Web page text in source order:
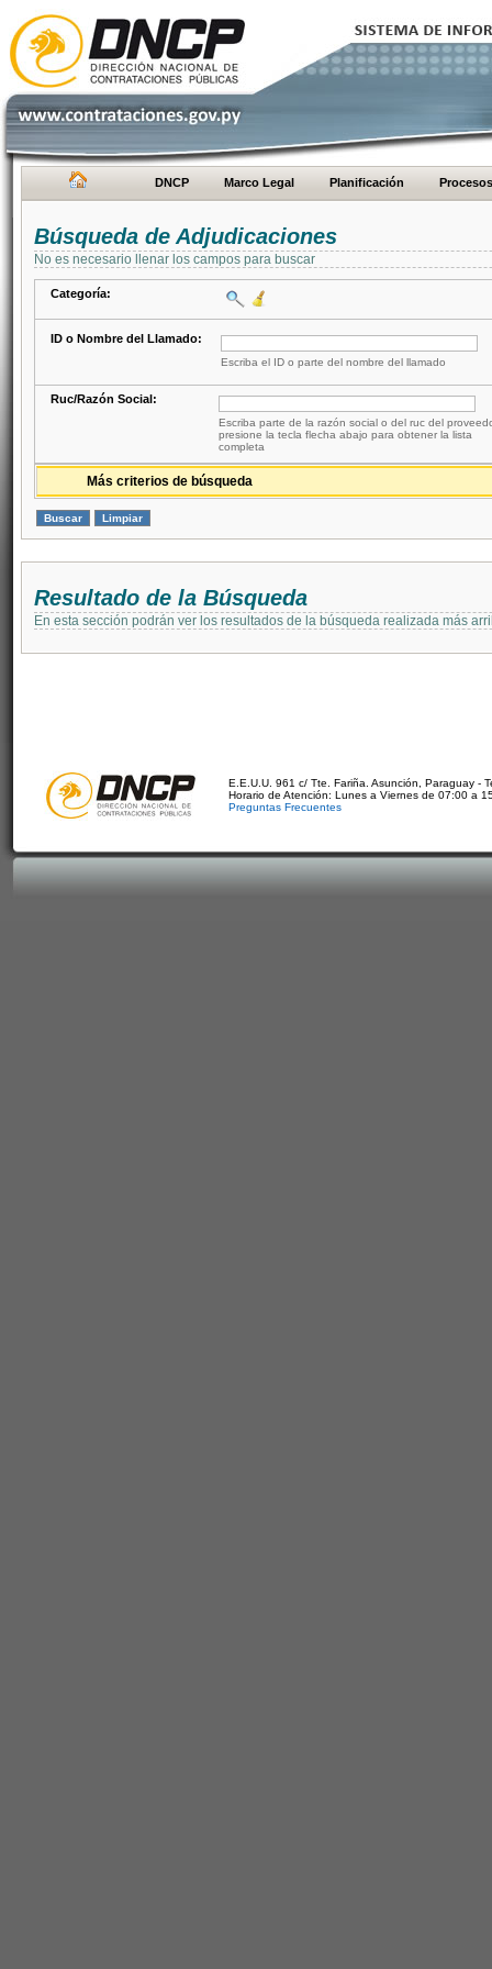
DNCP Marco Legal Planificación Procesos
Búsqueda de Adjudicaciones
No es necesario llenar los campos para buscar
Categoría:
ID o Nombre del Llamado:
Escriba el ID o parte del nombre del llamado
Ruc/Razón Social:
Escriba parte de la razón social o del ruc del
presione la tecla flecha abajo para obtener la lista
completa
Más criterios de búsqueda
Resultado de la Búsqueda
En esta sección podrán ver los resultados de la búsqueda realizada más
E.E.U.U. 961 c/ Tte. Fariña. Asunción, Paraguay -
Horario de Atención: Lunes a Viernes de 07:00 a
Preguntas Frecuentes